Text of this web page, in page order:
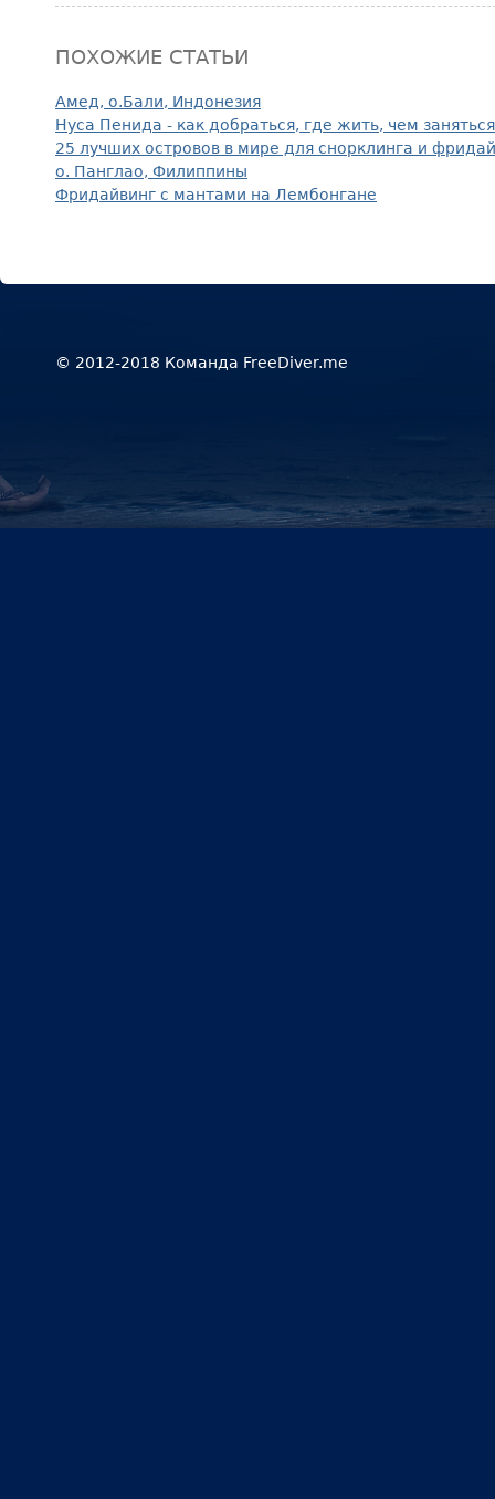
ПОХОЖИЕ СТАТЬИ
Амед, о.Бали, Индонезия
Нуса Пенида - как добраться, где жить, чем заняться
25 лучших островов в мире для снорклинга и
о. Панглао, Филиппины
Фридайвинг с мантами на Лембонгане
© 2012-2018 Команда FreeDiver.me